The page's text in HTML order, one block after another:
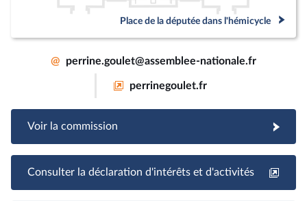
Place de la députée dans l'hémicycle
@ perrine.goulet@assemblee-nationale.fr
perrinegoulet.fr
Voir la commission
Consulter la déclaration d'intérêts et d'activités